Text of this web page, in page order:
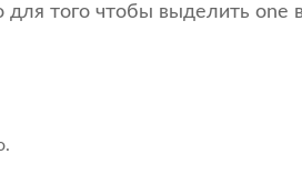
того чтобы выделить one